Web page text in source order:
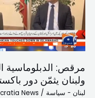
مرقص: الدبلوماسية
ولبنان يثمّن دور
لبنان - سياسة /
News
السبيل
الوحيد
للاستقرار
ولبنان
دور
باكستان
في